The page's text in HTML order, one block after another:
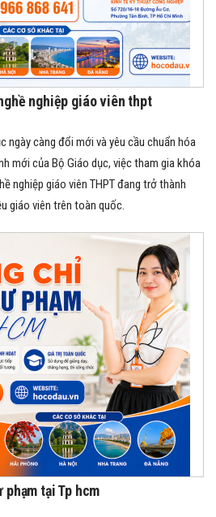
nghiệp giáo viên thpt
ngày càng đổi mới và yêu cầu chuẩn hóa
mới của Bộ Giáo dục, việc tham gia khóa
nghiệp giáo viên THPT đang trở thành
giáo viên trên toàn quốc.
tại Tp hcm